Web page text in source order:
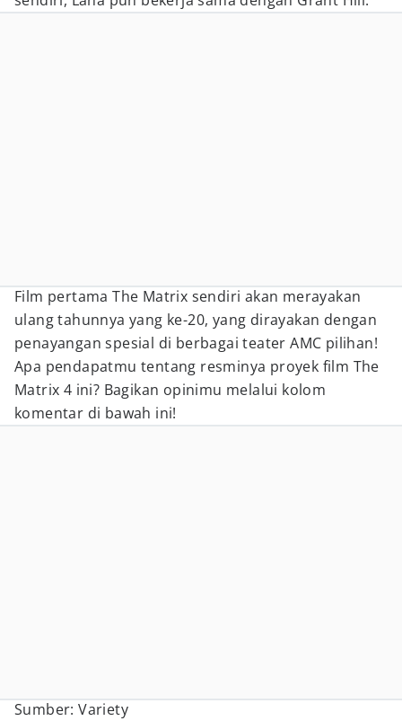
Film pertama The Matrix sendiri akan merayakan
ulang tahunnya yang ke-20, yang dirayakan dengan
penayangan spesial di berbagai teater AMC pilihan!
Apa pendapatmu tentang resminya proyek film The
Matrix 4 ini? Bagikan opinimu melalui kolom
komentar di bawah ini!
Sumber: Variety